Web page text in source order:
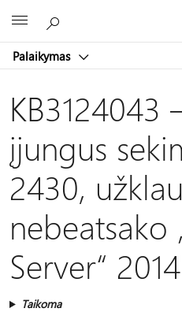
Palaikymas
KB3124043
įjungus
2430,
nebeatsako
Server“
Taikoma